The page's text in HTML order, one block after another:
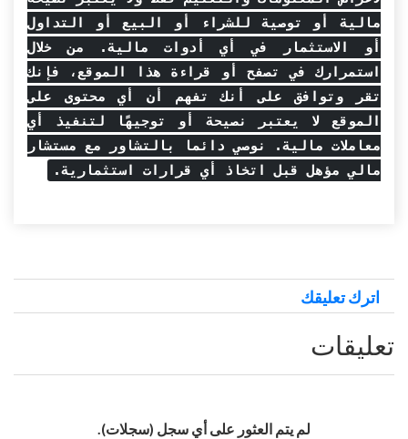
مالية أو توصية للشراء أو البيع أو التداول
أو الاستثمار في أي أدوات مالية. من خلال
استمرارك في تصفح أو قراءة هذا الموقع، فإنك
تقر وتوافق على أنك تفهم أن أي محتوى على
الموقع لا يعتبر نصيحة أو توجيهًا لتنفيذ أي
معاملات مالية. نوصي دائما بالتشاور مع مستشار
مالي مؤهل قبل اتخاذ أي قرارات استثمارية.
اترك تعليقك
تعليقات
لم يتم العثور على أي سجل (سجلات).